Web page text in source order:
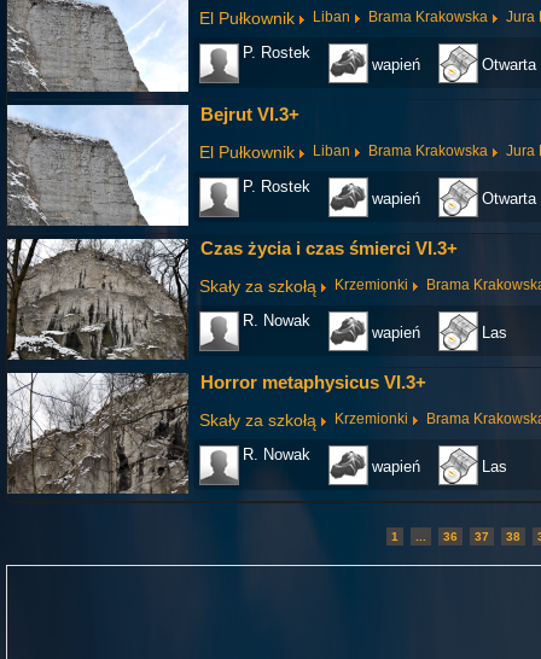
El Pułkownik Liban Brama Krakowska Jura
P. Rostek
wapień Otwarta
Bejrut VI.3+
El Pułkownik Liban Brama Krakowska Jura
P. Rostek
wapień Otwarta
Czas życia i czas śmierci VI.3+
Skały za szkołą Krzemionki Brama
R. Nowak
wapień Las
Horror metaphysicus VI.3+
Skały za szkołą Krzemionki Brama
R. Nowak
wapień Las
1 36 37 38